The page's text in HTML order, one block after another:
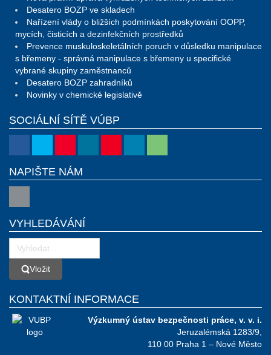
Desatero BOZP ve skladech
Nařízení vlády o bližších podmínkách poskytování OOPP,
mycích, čisticích a dezinfekčních prostředků
Prevence muskuloskeletálních poruch v důsledku manipulace
s břemeny - správná manipulace s břemeny u specifické
vybrané skupiny zaměstnanců
Desatero BOZP zahradníků
Novinky v chemické legislativě
SOCIÁLNÍ SÍTĚ VÚBP
NAPIŠTE NÁM
VYHLEDÁVÁNÍ
VložitVložit
KONTAKTNÍ INFORMACE
Výzkumný ústav bezpečnosti práce, v. v. i.
Jeruzalémská 1283/9,
110 00 Praha 1 – Nové Město